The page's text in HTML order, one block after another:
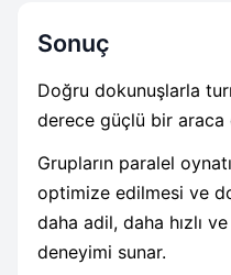
Sonuç
Doğru dokunuşlarla
derece güçlü bir araca
Grupların paralel
optimize edilmesi ve
daha adil, daha hızlı
deneyimi sunar.